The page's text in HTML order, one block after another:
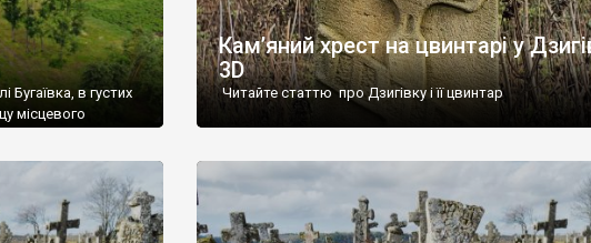
Бугаївка, в густих
місцевого
х роках минулого
лікарню. Коли із
Кам’яний хрест на цвинтарі у
3D
Читайте статтю про Дзигівку і її цвинтар